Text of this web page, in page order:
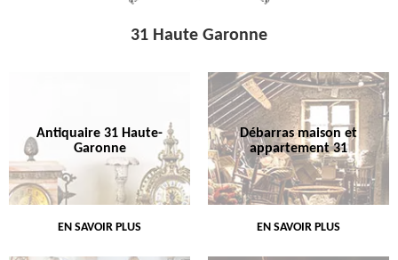
31 Haute Garonne
Antiquaire 31 Haute-
Garonne
EN SAVOIR PLUS
Débarras maison et
appartement 31
EN SAVOIR PLUS